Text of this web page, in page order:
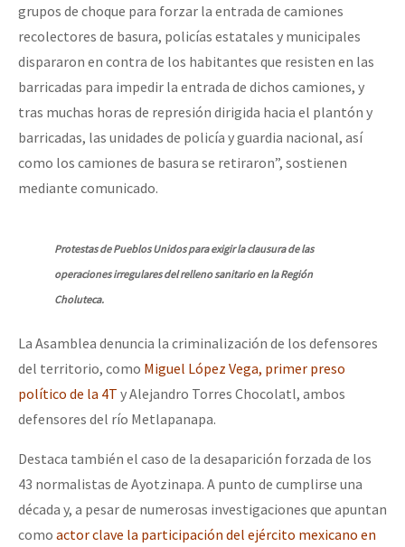
grupos de choque para forzar la entrada de camiones
recolectores de basura, policías estatales y municipales
dispararon en contra de los habitantes que resisten en las
barricadas para impedir la entrada de dichos camiones, y
tras muchas horas de represión dirigida hacia el plantón y
barricadas, las unidades de policía y guardia nacional, así
como los camiones de basura se retiraron”, sostienen
mediante comunicado.
Protestas de Pueblos Unidos para exigir la clausura de las
operaciones irregulares del relleno sanitario en la Región
Choluteca.
La Asamblea denuncia la criminalización de los defensores
del territorio, como Miguel López Vega, primer preso
político de la 4T y Alejandro Torres Chocolatl, ambos
defensores del río Metlapanapa.
Destaca también el caso de la desaparición forzada de los
43 normalistas de Ayotzinapa. A punto de cumplirse una
década y, a pesar de numerosas investigaciones que apuntan
como actor clave la participación del ejército mexicano en